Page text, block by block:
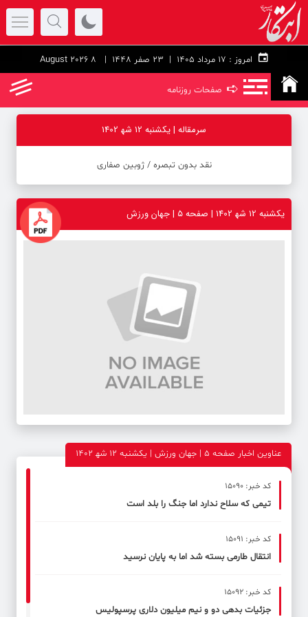
امروز : 23 صفر 1448 | 8 August 2026
➪ صفحات روزنامه
سرمقاله | یکشنبه 12 شه‍ 1402
نقد بدون تبصره ‪/‬ ژوبین صفاری
یکشنبه 12 شه‍ 1402 | صفحه ۵ | جهان ورزش
عناوین اخبار صفحه ۵ | جهان ورزش | یکشنبه 12 شه‍ 1402
کد خبر: 15090
تیمی که سلاح ندارد اما جنگ را بلد است
کد خبر: 15091
انتقال طارمی بسته شد اما به پایان نرسید
کد خبر: 15092
جزئیات بدهی دو و نیم میلیون دلاری پرسپولیس